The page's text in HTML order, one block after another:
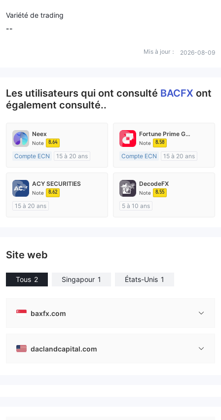
Variété de trading
--
Mis à jour： 2026-08-09
Les utilisateurs qui ont consulté BACFX ont
également consulté..
Neex
Note 8.64
Compte ECN
15 à 20 ans
Market Making (MM)
Etiquette principale MT4
Fortune Prime Global
Note 8.58
Compte ECN
15 à 20 ans
Market Making (MM)
Etiquette principale MT4
ACY SECURITIES
Note 8.62
15 à 20 ans
DecodeFX
Note 8.55
5 à 10 ans
Site web
Tous 2 Singapour 1 États-Unis 1
baxfx.com
daclandcapital.com